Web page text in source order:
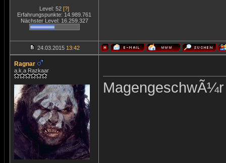
Level: 52 [?]
Erfahrungspunkte: 14.989.761
Nächster Level: 16.259.327
24.03.2015 13:42
Ragnar
a.k.a Razkaar
MagengeschwÃ¼r